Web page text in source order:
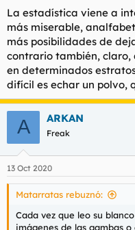
La estadística viene a
más miserable,
más posibilidades de
contrario también, claro,
en determinados
difícil es echar un polvo,
A ARKAN
Freak
13 Oct 2020
Matarratas rebuznó:
Cada vez que leo su
imágenes de las gambas